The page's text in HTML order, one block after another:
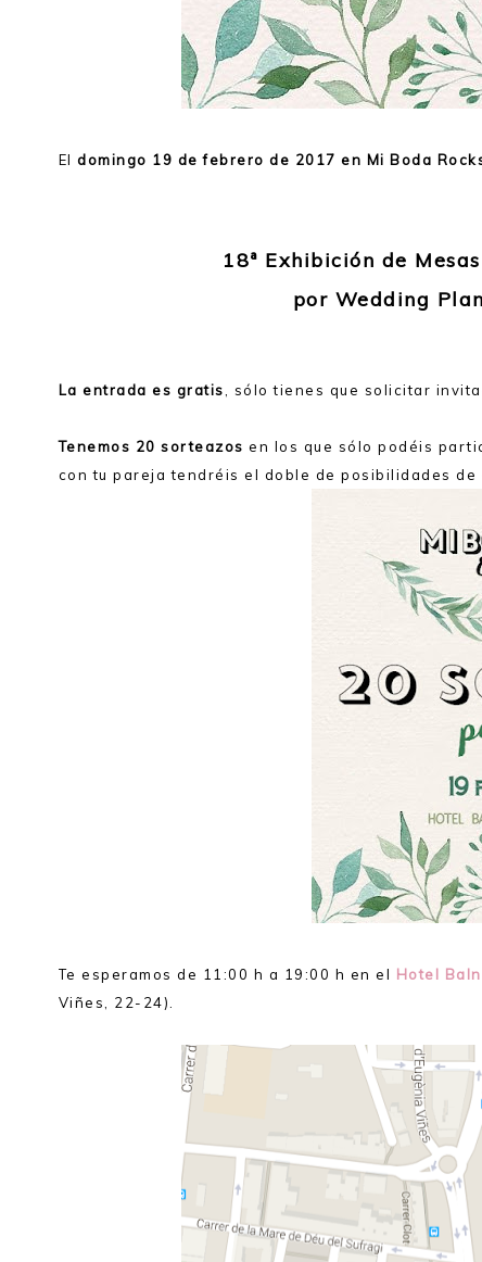
Eldomingo 19 de febrero de 2017 en Mi Boda
18ª Exhibición de
por Wedding
La entrada es gratis , sólo tienes que solicitar
Tenemos 20 sorteazosen los que sólo podéis
con tu pareja tendréis el doble de posibilidades de
Te esperamos de 11:00 h a 19:00 h en el Hotel
Viñes, 22-24).